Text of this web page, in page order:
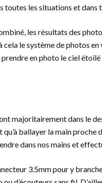
les situations et dans
les résultats des
le système de photos
en photo le ciel étoilé
majoritairement dans le
ballayer la main proche
dans nos mains et
3.5mm pour y